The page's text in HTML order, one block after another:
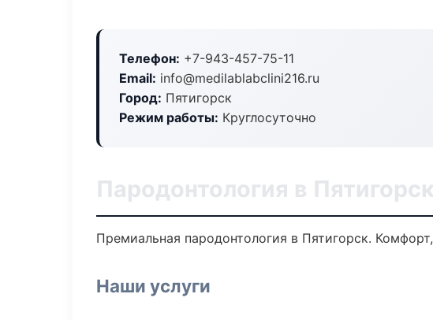
Телефон: +7-943-457-75-11
Email: info@medilablabclini216.ru
Город: Пятигорск
Режим работы: Круглосуточно
Пародонтология в Пятигорск
Премиальная пародонтология в Пятигорск.
Наши услуги